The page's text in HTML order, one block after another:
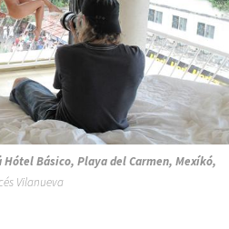
Básico, Playa del Carmen, Mexíkó,
Vilanueva